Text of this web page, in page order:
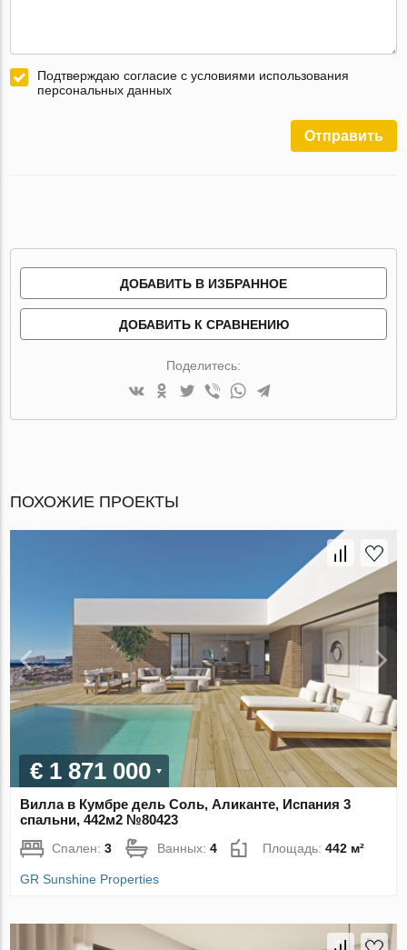
Подтверждаю согласие с условиями использования
персональных данных
Отправить
ДОБАВИТЬ В ИЗБРАННОЕ
ДОБАВИТЬ К СРАВНЕНИЮ
Поделитесь:
ПОХОЖИЕ ПРОЕКТЫ
€ 1 871 000
Вилла в Кумбре дель Соль, Аликанте, Испания 3
спальни, 442м2 №80423
Спален:3 Ванных:4 Площадь:442 м²
GR Sunshine Properties